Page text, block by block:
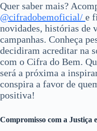
Quer saber mais?
@cifradobemoficial/ e
novidades, histórias de
campanhas. Conheça
decidiram acreditar na
com o Cifra do Bem.
será a próxima a
conspira a favor de
positiva!
Compromisso com a Justiça